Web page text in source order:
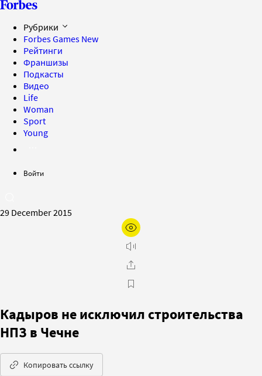
Рубрики
Forbes Games New
Рейтинги
Франшизы
Подкасты
Видео
Life
Woman
Sport
Young
Войти
29 December 2015
Кадыров не исключил строительства
НПЗ в Чечне
Копировать ссылку